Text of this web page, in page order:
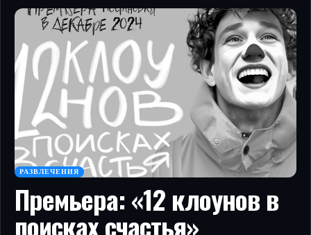
РАЗВЛЕЧЕНИЯ
Премьера: «12 клоунов в
поисках счастья»